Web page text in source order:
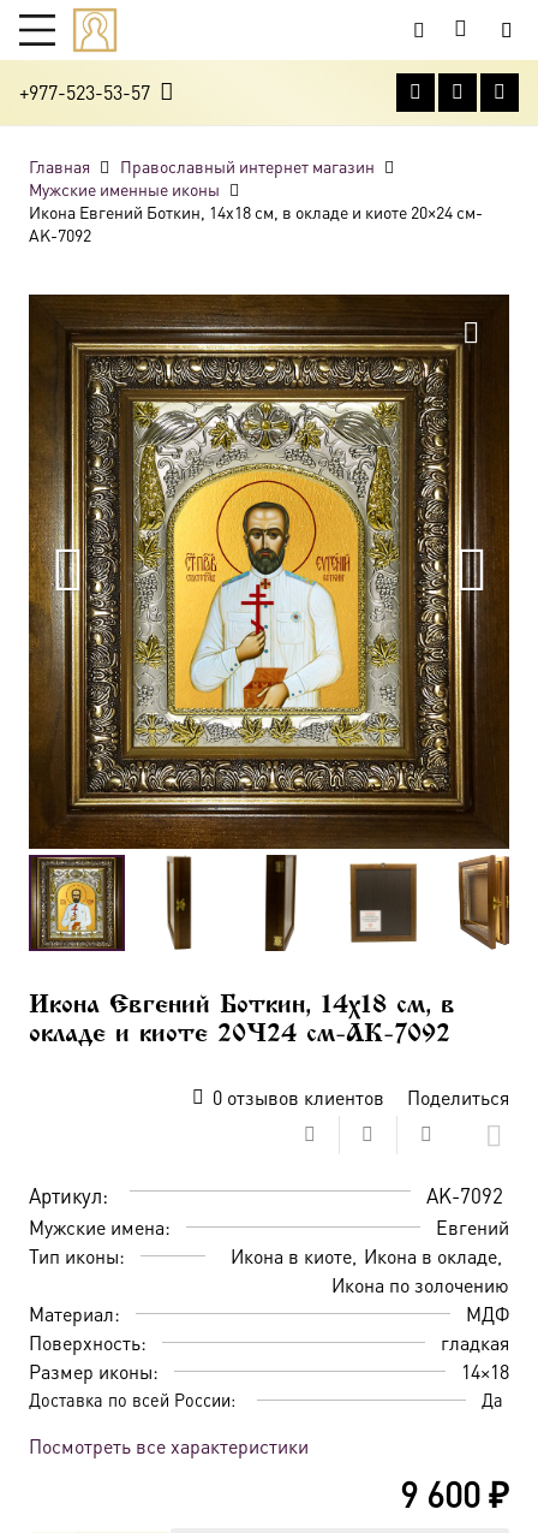
+977-523-53-57
Главная
Православный интернет магазин
Мужские именные иконы
Икона Евгений Боткин, 14х18 см, в окладе и киоте 20×24 см-
AK-7092
Икона Евгений Боткин, 14х18 см, в
окладе и киоте 20×24 см-AK-7092
0отзывов клиентов Поделиться
Артикул: AK-7092
Мужские имена:
Евгений
Тип иконы:
Икона в киоте Икона в окладе
Икона по золочению
Материал:
МДФ
Поверхность:
гладкая
Размер иконы:
14×18
Доставка по всей России: Да
Посмотреть все характеристики
9 600₽